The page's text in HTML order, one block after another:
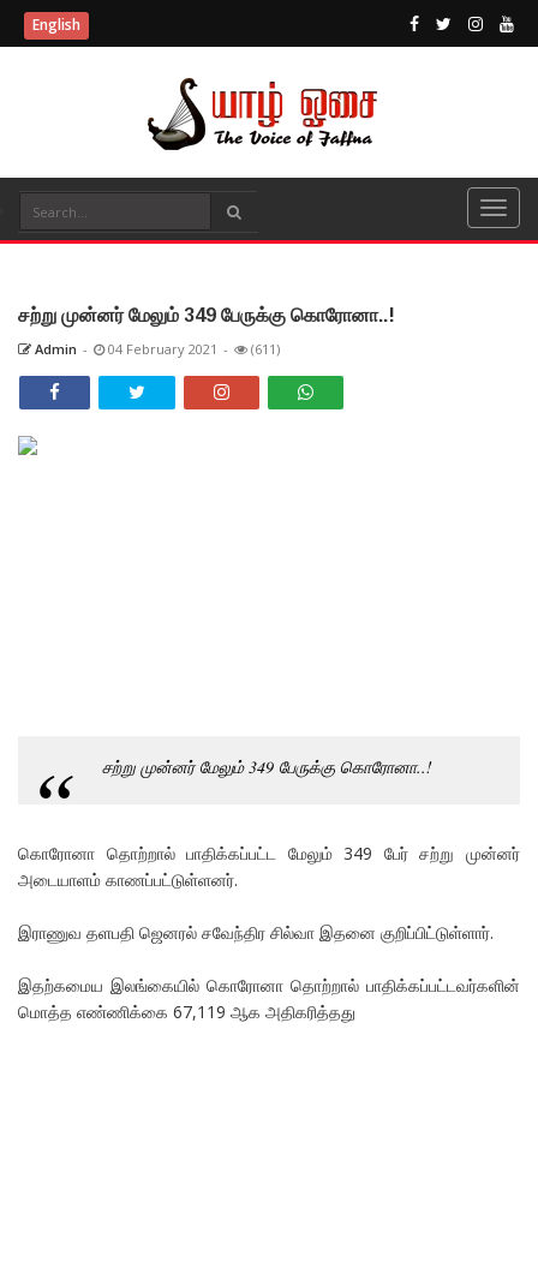
English
சற்று முன்னர் மேலும் 349 பேருக்கு கொரோனா..!
Admin - 04 February 2021 - (611)
சற்று முன்னர் மேலும் 349 பேருக்கு கொரோனா..!
கொரோனா தொற்றால் பாதிக்கப்பட்ட மேலும் 349 பேர் சற்று முன்னர்
அடையாளம் காணப்பட்டுள்ளனர்.
இராணுவ தளபதி ஜெனரல் சவேந்திர சில்வா இதனை குறிப்பிட்டுள்ளார்.
இதற்கமைய இலங்கையில் கொரோனா தொற்றால் பாதிக்கப்பட்டவர்களின்
மொத்த எண்ணிக்கை 67,119 ஆக அதிகரித்தது